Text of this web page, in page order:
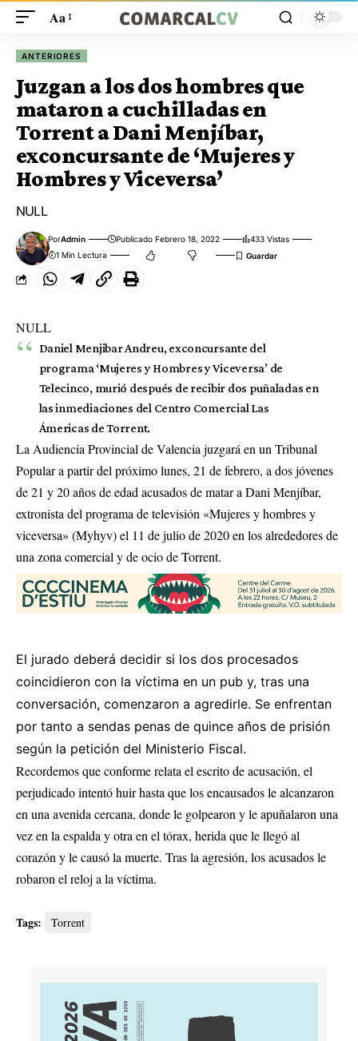
Aa
ANTERIORES
Juzgan a los dos hombres que
mataron a cuchilladas en
Torrent a Dani Menjíbar,
exconcursante de ‘Mujeres y
Hombres y Viceversa’
NULL
PorAdmin Publicado Febrero 18, 2022
433 Vistas
1 Min Lectura
NULL
Daniel Menjibar Andreu, exconcursante del
programa ‘Mujeres y Hombres y Viceversa’ de
Telecinco, murió después de recibir dos puñaladas en
las inmediaciones del Centro Comercial Las
Ámericas de Torrent.
La Audiencia Provincial de Valencia juzgará en un Tribunal
Popular a partir del próximo lunes, 21 de febrero, a dos jóvenes
de 21 y 20 años de edad acusados de matar a Dani Menjíbar,
extronista del programa de televisión «Mujeres y hombres y
viceversa» (Myhyv)el 11 de julio de 2020 en los alrededores de
una zona comercial y de ocio de Torrent.
El jurado deberá decidir si los dos procesados
coincidieron con la víctima en un pub y, tras una
conversación, comenzaron a agredirle. Se enfrentan
por tanto a sendas penas de quince años de prisión
según la petición del Ministerio Fiscal.
Recordemos que conforme relata el escrito de acusación, el
perjudicado intentó huir hasta que los encausados le alcanzaron
en una avenida cercana, donde le golpearon y le apuñalaron una
vez en la espalda y otra en el tórax, herida que le llegó al
corazón y le causó la muerte. Tras la agresión, los acusados le
robaron el reloj a la víctima.
Tags: Torrent